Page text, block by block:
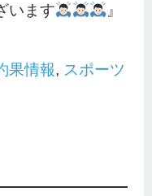
います 』
果情報, スポーツ